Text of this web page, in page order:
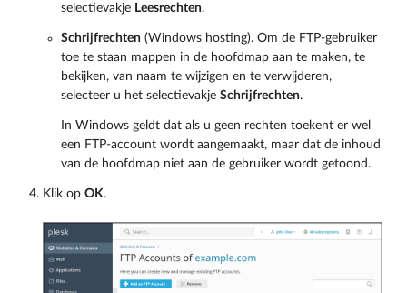
selectievakje Leesrechten.
Schrijfrechten (Windows hosting). Om de FTP-gebruiker
toe te staan mappen in de hoofdmap aan te maken, te
bekijken, van naam te wijzigen en te verwijderen,
selecteer u het selectievakje Schrijfrechten.
In Windows geldt dat als u geen rechten toekent er wel
een FTP-account wordt aangemaakt, maar dat de inhoud
van de hoofdmap niet aan de gebruiker wordt getoond.
Klik op OK.